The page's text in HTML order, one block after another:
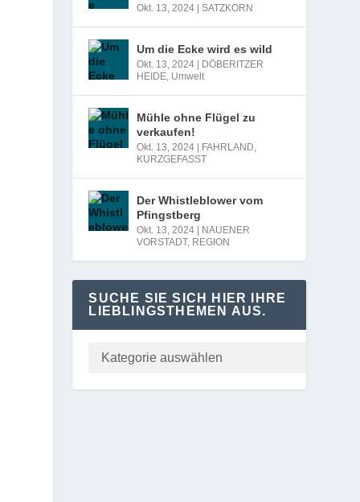
Okt. 13, 2024 |SATZKORN
Um die Ecke wird es wild
Okt. 13, 2024
DÖBERITZER
HEIDE, Umwelt
Mühle ohne Flügel zu
verkaufen!
Okt. 13, 2024 FAHRLAND,
KURZGEFASST
Der Whistleblower vom
Pfingstberg
Okt. 13, 2024
NAUENER
VORSTADT, REGION
SUCHE SIE SICH HIER IHRE
LIEBLINGSTHEMEN AUS.